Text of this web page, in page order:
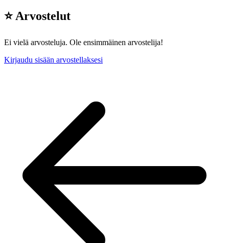
⭐ Arvostelut
Ei vielä arvosteluja. Ole ensimmäinen arvostelija!
Kirjaudu sisään arvostellaksesi